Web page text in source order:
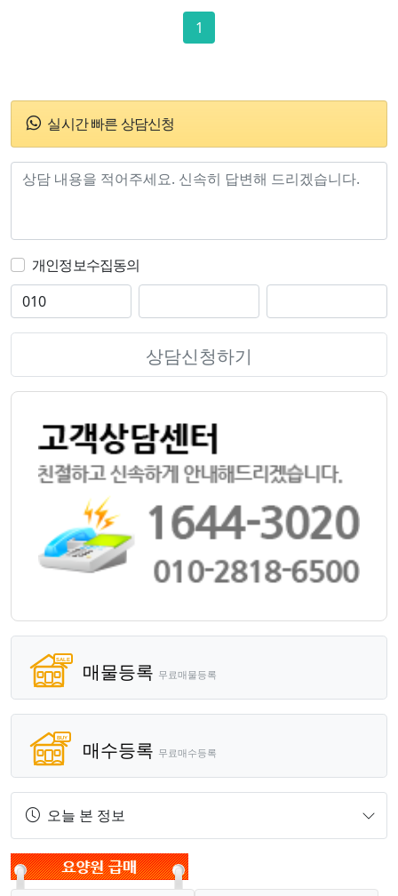
실시간 빠른 상담신청
개인정보수집동의
상담신청하기
매물등록 무료매물등록
매수등록 무료매수등록
오늘 본 정보
1